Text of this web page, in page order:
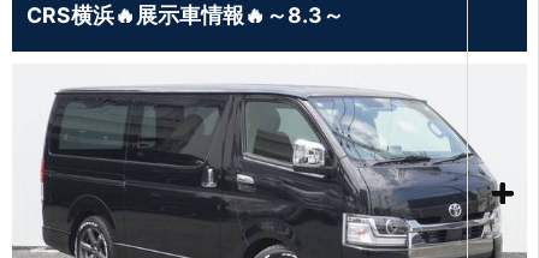
CRS横浜🔥展示車情報🔥～8.3～